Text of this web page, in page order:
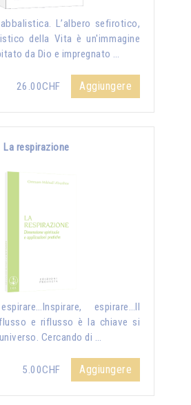
L’albero sefirotico,
della Vita è un'immagine
da Dio e impregnato …
26.00CHF Aggiungere
La respirazione
espirare…Il
e riflusso è la chiave si
Cercando di …
5.00CHF Aggiungere